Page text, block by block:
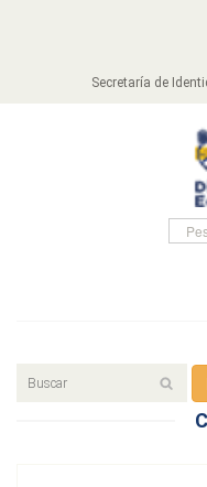
Secretaría de